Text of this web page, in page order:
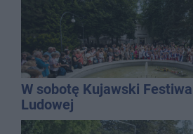
W sobotę Kujawski
Ludowej